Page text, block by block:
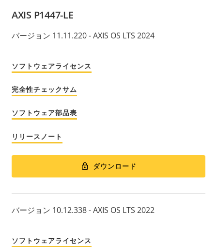
AXIS P1447-LE
バージョン 11.11.220 - AXIS OS LTS 2024
ソフトウェアライセンス
完全性チェックサム
ソフトウェア部品表
リリースノート
ダウンロード
バージョン 10.12.338 - AXIS OS LTS 2022
ソフトウェアライセンス